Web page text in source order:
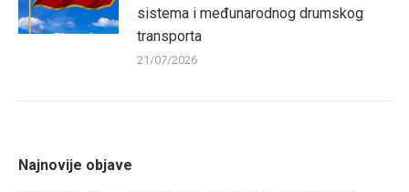
sistema i međunarodnog drumskog
transporta
21/07/2026
Najnovije objave